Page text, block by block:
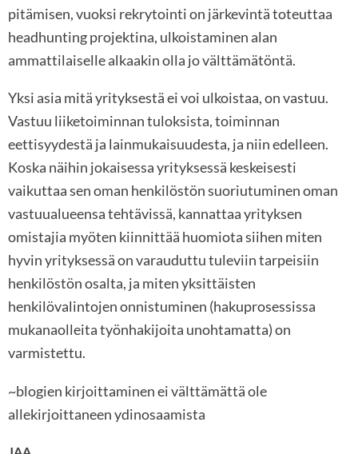
pitämisen, vuoksi rekrytointi on järkevintä toteuttaa
headhunting projektina, ulkoistaminen alan
ammattilaiselle alkaakin olla jo välttämätöntä.
Yksi asia mitä yrityksestä ei voi ulkoistaa, on vastuu.
Vastuu liiketoiminnan tuloksista, toiminnan
eettisyydestä ja lainmukaisuudesta, ja niin edelleen.
Koska näihin jokaisessa yrityksessä keskeisesti
vaikuttaa sen oman henkilöstön suoriutuminen oman
vastuualueensa tehtävissä, kannattaa yrityksen
omistajia myöten kiinnittää huomiota siihen miten
hyvin yrityksessä on varauduttu tuleviin tarpeisiin
henkilöstön osalta, ja miten yksittäisten
henkilövalintojen onnistuminen (hakuprosessissa
mukanaolleita työnhakijoita unohtamatta) on
varmistettu.
~blogien kirjoittaminen ei välttämättä ole
allekirjoittaneen ydinosaamista